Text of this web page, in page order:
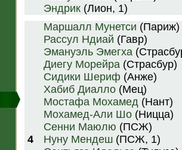
Эндрик (Лион, 1)
4
Маршалл Мунетси (Париж)
Рассул Ндиай (Гавр)
Эмануэль Эмегха
Диегу Морейра (Страсбур)
Сидики Шериф (Анже)
Хабиб Диалло (Мец)
Мостафа Мохамед (Нант)
Мохамед-Али Шо (Ницца)
Сенни Маюлю (ПСЖ)
Нуну Мендеш (ПСЖ, 1)